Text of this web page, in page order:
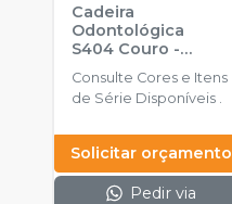
Cadeira
Odontológica
S404 Couro -
SAEVO
Consulte Cores e Itens
de Série Disponíveis .
Solicitar orçamento
Pedir via